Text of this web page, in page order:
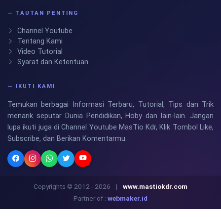
— TAUTAN PENTING
Channel Youtube
Tentang Kami
Video Tutorial
Syarat dan Ketentuan
— IKUTI KAMI
Temukan berbagai Informasi Terbaru, Tutorial, Tips dan Trik
menarik seputar Dunia Pendidikan, Hoby dan lain-lain. Jangan
lupa ikuti juga di Channel Youtube MasTio Kdr, Klik Tombol Like,
Subscribe, dan Berikan Komentarmu.
Copyrights © 2012 - 2026 |
www.mastiokdr.com
Partner of : webmaker.id